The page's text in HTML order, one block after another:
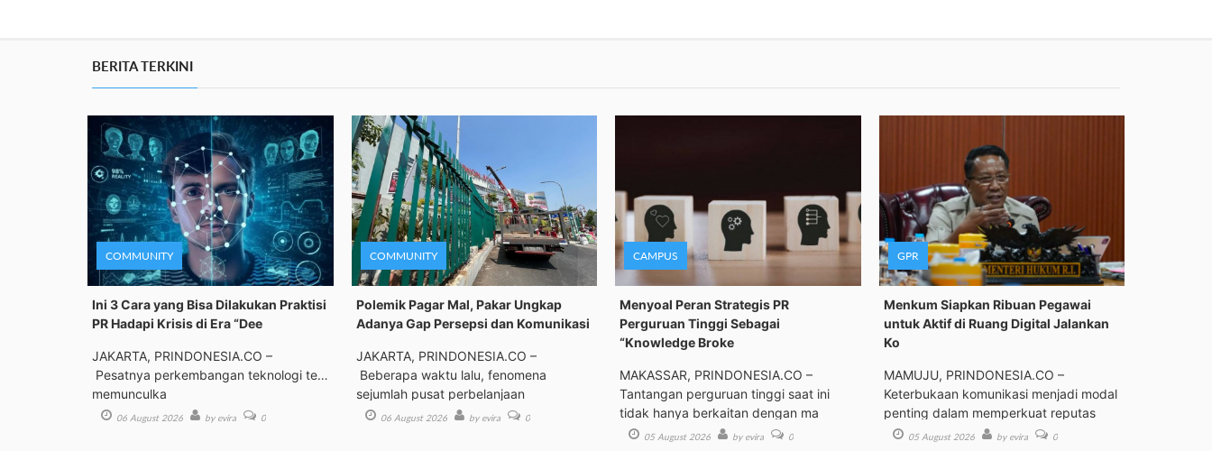
BERITA TERKINI
COMMUNITY
Ini 3 Cara yang Bisa Dilakukan Praktisi
PR Hadapi Krisis di Era “Dee
JAKARTA, PRINDONESIA.CO –
Pesatnya perkembangan teknologi telah
memunculka
06 August 2026 by evira 0
COMMUNITY
Polemik Pagar Mal, Pakar Ungkap
Adanya Gap Persepsi dan Komunikasi
JAKARTA, PRINDONESIA.CO –
Beberapa waktu lalu, fenomena
sejumlah pusat perbelanjaan
06 August 2026 by evira 0
CAMPUS
Menyoal Peran Strategis PR
Perguruan Tinggi Sebagai
“Knowledge Broke
MAKASSAR, PRINDONESIA.CO –
Tantangan perguruan tinggi saat ini
tidak hanya berkaitan dengan ma
05 August 2026 by evira 0
GPR
Menkum Siapkan Ribuan Pegawai
untuk Aktif di Ruang Digital Jalankan
Ko
MAMUJU, PRINDONESIA.CO –
Keterbukaan komunikasi menjadi modal
penting dalam memperkuat reputas
05 August 2026 by evira 0